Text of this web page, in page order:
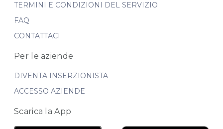
TERMINI E CONDIZIONI DEL SERVIZIO
FAQ
CONTATTACI
Per le aziende
DIVENTA INSERZIONISTA
ACCESSO AZIENDE
Scarica la App